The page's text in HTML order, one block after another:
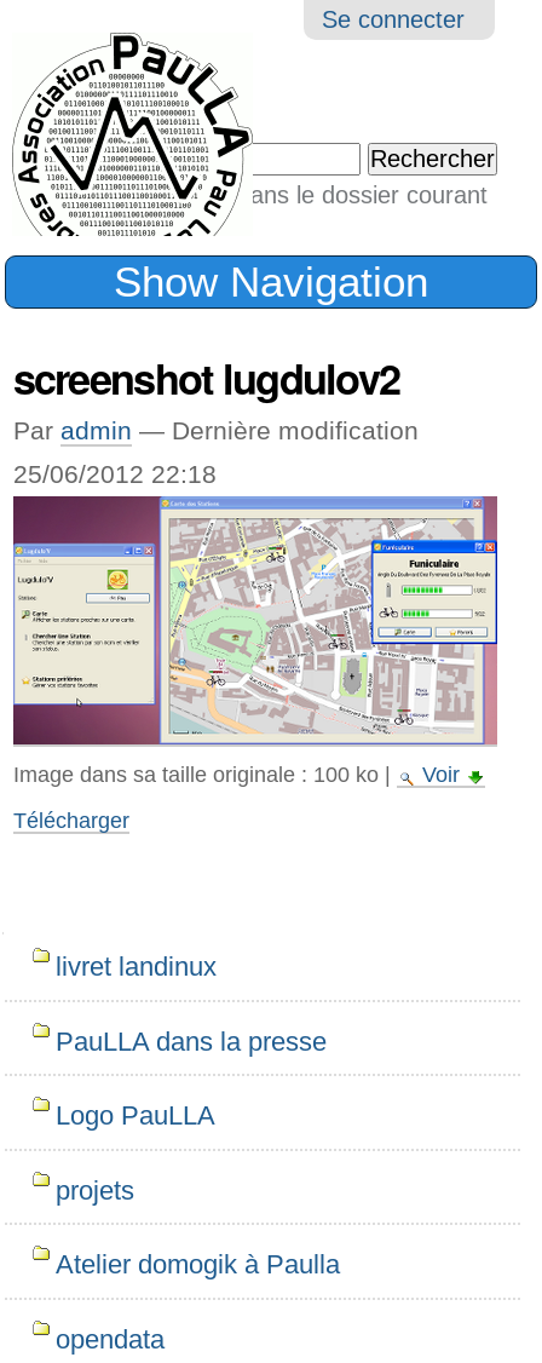
Outils
Se connecter
Chercher par
Seulement dans le dossier courant
Recherche
Show Navigation
screenshot lugdulov2
Par admin — Dernière modification
25/06/2012 22:18
Image dans sa taille originale : 100 ko|
Voir
Télécharger
Navigation
livret landinux
PauLLA dans la presse
Logo PauLLA
projets
Atelier domogik à Paulla
opendata